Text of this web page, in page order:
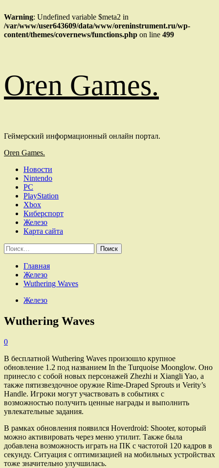
Warning: Undefined variable $meta2 in
/var/www/user643609/data/www/oreninstrument.ru/wp-
content/themes/covernews/functions.php on line 499
к
содержимому
Oren Games.
Геймерский информационный онлайн портал.
Основное
Oren Games.
Новости
Nintendo
PC
PlayStation
Xbox
Киберспорт
Железо
Карта сайта
Найти:
Главная
Железо
Wuthering Waves
Железо
Wuthering Waves
0
В бесплатной Wuthering Waves произошло крупное
обновление 1.2 под названием In the Turquoise Moonglow. Оно
принесло с собой новых персонажей Zhezhi и Xiangli Yao, а
также пятизвездочное оружие Rime-Draped Sprouts и Verity’s
Handle. Игроки могут участвовать в событиях с
возможностью получить ценные награды и выполнить
увлекательные задания.
В рамках обновления появился Hoverdroid: Shooter, который
можно активировать через меню утилит. Также была
добавлена возможность играть на ПК с частотой 120 кадров в
секунду. Ситуация с оптимизацией на мобильных устройствах
тоже значительно улучшилась.